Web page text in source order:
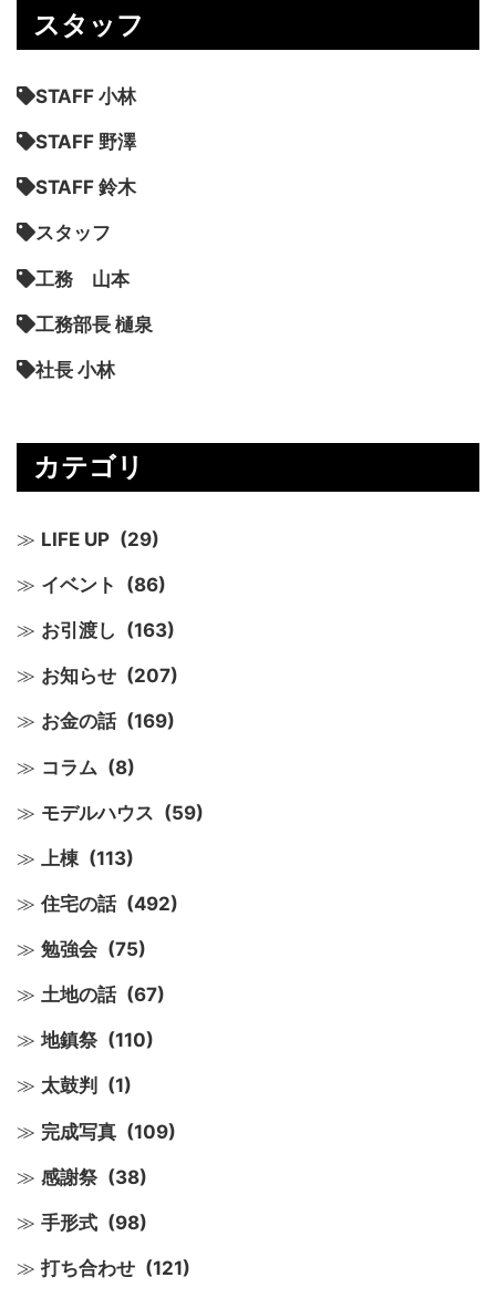
スタッフ
STAFF 小林
STAFF 野澤
STAFF 鈴木
スタッフ
工務 山本
工務部長 樋泉
社長 小林
カテゴリ
LIFE UP (29)
イベント (86)
お引渡し (163)
お知らせ (207)
お金の話 (169)
コラム (8)
モデルハウス (59)
上棟 (113)
住宅の話 (492)
勉強会 (75)
土地の話 (67)
地鎮祭 (110)
太鼓判 (1)
完成写真 (109)
感謝祭 (38)
手形式 (98)
打ち合わせ (121)